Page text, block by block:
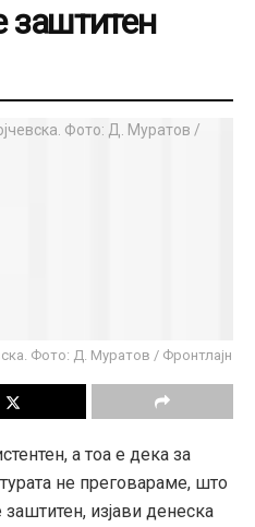
заштитен
Фото: Д. Муратов / Фронтлајн
а тоа е дека за
не преговараме, што
заштитен, изјави денеска